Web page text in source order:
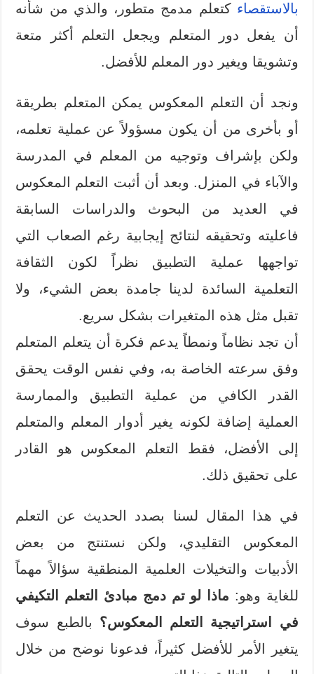
بالاستقصاء كتعلم مدمج متطور، والذي من شأنه
أن يفعل دور المتعلم ويجعل التعلم أكثر متعة
وتشويقا ويغير دور المعلم للأفضل.
ونجد أن التعلم المعكوس يمكن المتعلم بطريقة
أو بأخرى من أن يكون مسؤولاً عن عملية تعلمه،
ولكن بإشراف وتوجيه من المعلم في المدرسة
والآباء في المنزل. وبعد أن أثبت التعلم المعكوس
في العديد من البحوث والدراسات السابقة
فاعليته وتحقيقه لنتائج إيجابية رغم الصعاب التي
تواجهها عملية التطبيق نظراً لكون الثقافة
التعلمية السائدة لدينا جامدة بعض الشيء، ولا
تقبل مثل هذه المتغيرات بشكل سريع.
أن تجد نظاماً ونمطاً يدعم فكرة أن يتعلم المتعلم
وفق سرعته الخاصة به، وفي نفس الوقت يحقق
القدر الكافي من عملية التطبيق والممارسة
العملية إضافة لكونه يغير أدوار المعلم والمتعلم
إلى الأفضل، فقط التعلم المعكوس هو القادر
على تحقيق ذلك.
في هذا المقال لسنا بصدد الحديث عن التعلم
المعكوس التقليدي، ولكن نستنتج من بعض
الأدبيات والتخيلات العلمية المنطقية سؤالاً مهماً
للغاية وهو: ماذا لو تم دمج مبادئ التعلم التكيفي
في استراتيجية التعلم المعكوس؟ بالطبع سوف
يتغير الأمر للأفضل كثيراً، فدعونا نوضح من خلال